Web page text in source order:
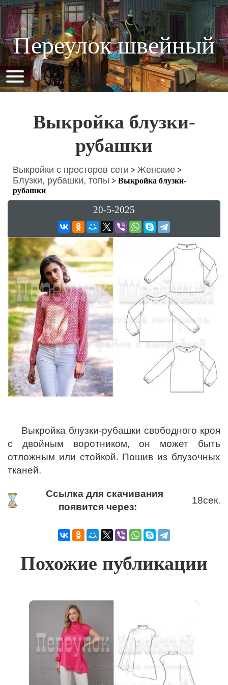
Переулок швейный
Выкройка блузки-
рубашки
Выкройки с просторов сети > Женские >
Блузки, рубашки, топы > Выкройка блузки-
рубашки
20-5-2025
Выкройка блузки-рубашки свободного кроя
с двойным воротником, он может быть
отложным или стойкой. Пошив из блузочных
тканей.
Ссылка для скачивания
появится через:
18сек.
Похожие публикации